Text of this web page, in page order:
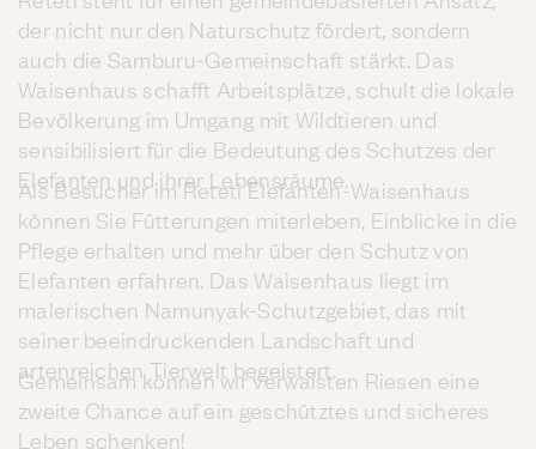
der nicht nur den Naturschutz fördert, sondern
auch die Samburu-Gemeinschaft stärkt. Das
Waisenhaus schafft Arbeitsplätze, schult die lokale
Bevölkerung im Umgang mit Wildtieren und
sensibilisiert für die Bedeutung des Schutzes der
Elefanten und ihrer Lebensräume.
Als Besucher im Reteti Elefanten-Waisenhaus
können Sie Fütterungen miterleben, Einblicke in die
Pflege erhalten und mehr über den Schutz von
Elefanten erfahren. Das Waisenhaus liegt im
malerischen Namunyak-Schutzgebiet, das mit
seiner beeindruckenden Landschaft und
artenreichen Tierwelt begeistert.
Gemeinsam können wir verwaisten Riesen eine
zweite Chance auf ein geschütztes und sicheres
Leben schenken!